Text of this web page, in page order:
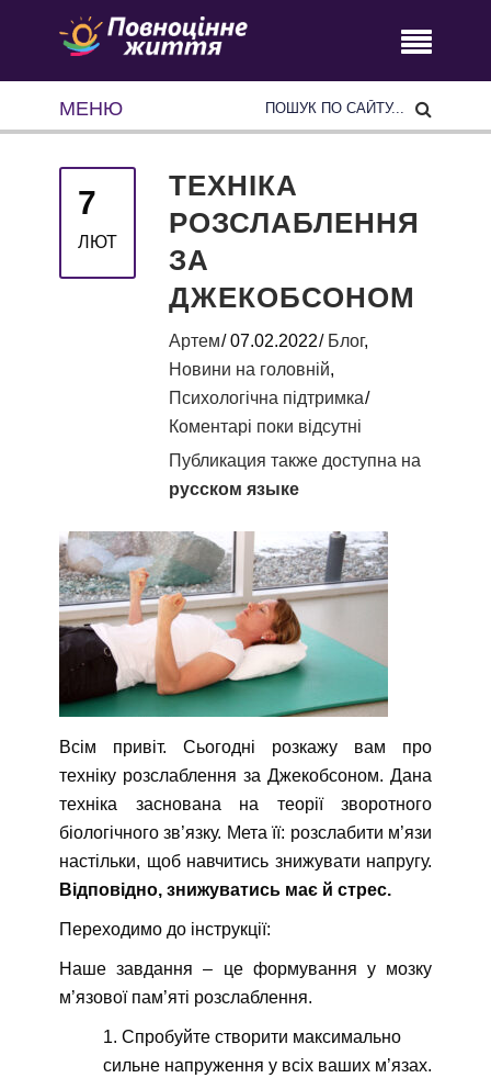
МЕНЮ
7
ЛЮТ
ТЕХНІКА
РОЗСЛАБЛЕННЯ
ЗА
ДЖЕКОБСОНОМ
Артем 07.02.2022 Блог,
Новини на головній,
Психологічна підтримка
Коментарі поки відсутні
Публикация также доступна на
русском языке
Всім привіт. Сьогодні розкажу вам про
техніку розслаблення за Джекобсоном. Дана
техніка заснована на теорії зворотного
біологічного зв’язку. Мета її: розслабити м’язи
настільки, щоб навчитись знижувати напругу.
Відповідно, знижуватись має й стрес.
Переходимо до інструкції:
Наше завдання – це формування у мозку
м’язової пам’яті розслаблення.
Спробуйте створити максимально
сильне напруження у всіх ваших м’язах.